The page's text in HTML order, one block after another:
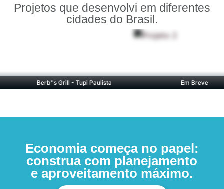
Projetos que desenvolvi em diferentes
cidades do Brasil.
Berb''s Grill - Tupi Paulista Em Breve
Economia começa no papel:
construa com planejamento
e aproveitamento máximo.